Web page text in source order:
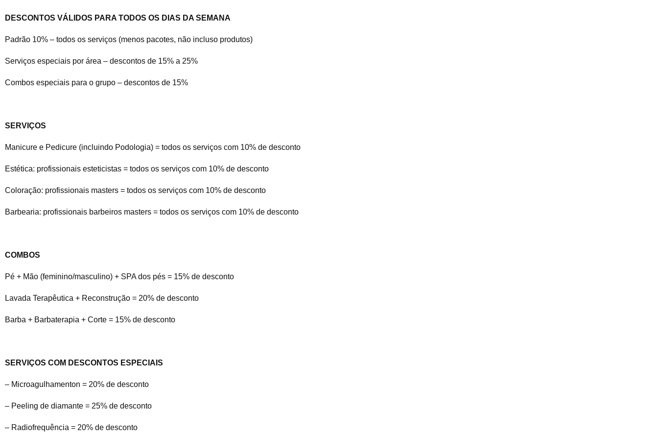
DESCONTOS VÁLIDOS PARA TODOS OS DIAS DA SEMANA
Padrão 10% – todos os serviços (menos pacotes, não incluso produtos)
Serviços especiais por área – descontos de 15% a 25%
Combos especiais para o grupo – descontos de 15%
SERVIÇOS
Manicure e Pedicure (incluindo Podologia) = todos os serviços com 10% de desconto
Estética: profissionais esteticistas = todos os serviços com 10% de desconto
Coloração: profissionais masters = todos os serviços com 10% de desconto
Barbearia: profissionais barbeiros masters = todos os serviços com 10% de desconto
COMBOS
Pé + Mão (feminino/masculino) + SPA dos pés = 15% de desconto
Lavada Terapêutica + Reconstrução = 20% de desconto
Barba + Barbaterapia + Corte = 15% de desconto
SERVIÇOS COM DESCONTOS ESPECIAIS
– Microagulhamenton = 20% de desconto
– Peeling de diamante = 25% de desconto
– Radiofrequência = 20% de desconto